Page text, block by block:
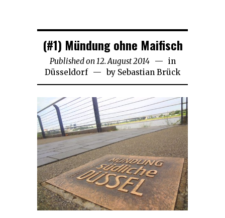
(#1) Mündung ohne Maifisch
Published on12. August 201421.
November
2018
in
Düsseldorf
by Sebastian Brück